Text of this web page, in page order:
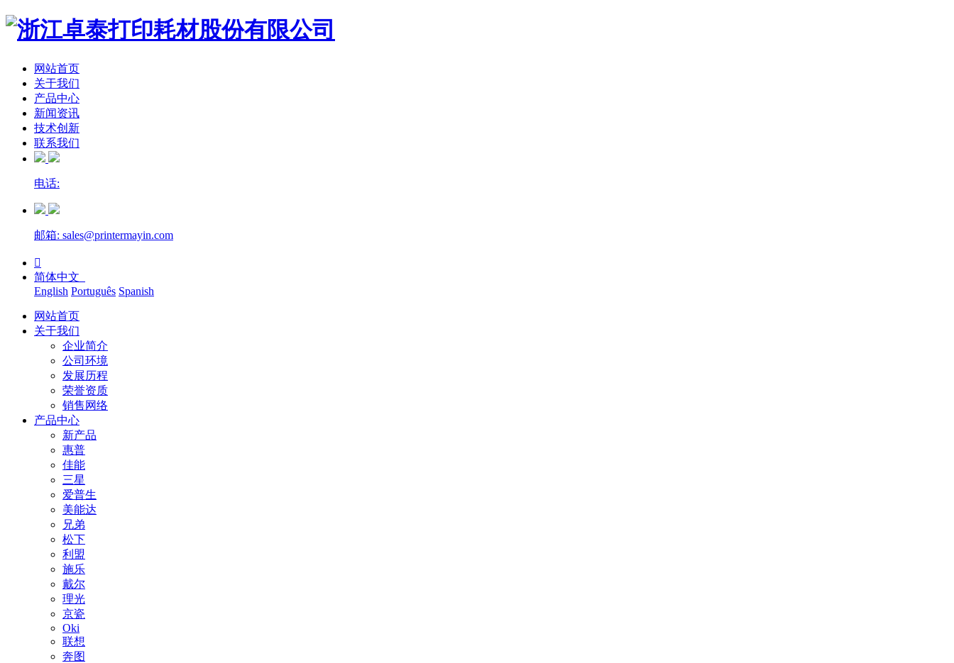
网站首页
关于我们
产品中心
新闻资讯
技术创新
联系我们
电话:
邮箱: sales@printermayin.com

简体中文
English Português Spanish
网站首页
关于我们
企业简介
公司环境
发展历程
荣誉资质
销售网络
产品中心
新产品
惠普
佳能
三星
爱普生
美能达
兄弟
松下
利盟
施乐
戴尔
理光
京瓷
Oki
联想
奔图